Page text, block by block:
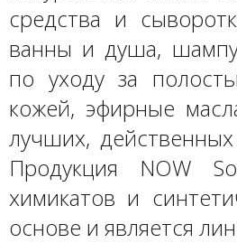
средства и
ванны и душа,
по уходу за
кожей, эфирные
лучших,
Продукция NOW
химикатов и
основе и является